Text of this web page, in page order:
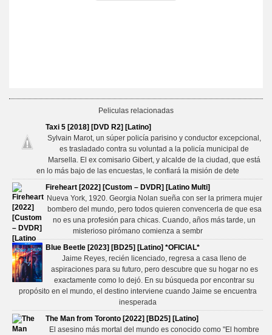
Peliculas relacionadas
Taxi 5 [2018] [DVD R2] [Latino]
Sylvain Marot, un súper policía parisino y conductor excepcional,
es trasladado contra su voluntad a la policía municipal de
Marsella. El ex comisario Gibert, y alcalde de la ciudad, que está
en lo más bajo de las encuestas, le confiará la misión de dete
Fireheart [2022] [Custom – DVDR] [Latino Multi]
Nueva York, 1920. Georgia Nolan sueña con ser la primera mujer
bombero del mundo, pero todos quieren convencerla de que esa
no es una profesión para chicas. Cuando, años más tarde, un
misterioso pirómano comienza a sembr
Blue Beetle [2023] [BD25] [Latino] *OFICIAL*
Jaime Reyes, recién licenciado, regresa a casa lleno de
aspiraciones para su futuro, pero descubre que su hogar no es
exactamente como lo dejó. En su búsqueda por encontrar su
propósito en el mundo, el destino interviene cuando Jaime se encuentra
inesperada
The Man from Toronto [2022] [BD25] [Latino]
El asesino más mortal del mundo es conocido como "El hombre